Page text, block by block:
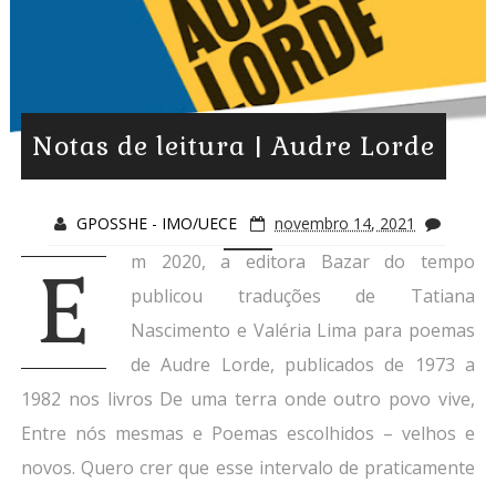
Notas de leitura | Audre Lorde
GPOSSHE - IMO/UECE novembro 14, 2021
E
m 2020, a editora Bazar do tempo
publicou traduções de Tatiana
Nascimento e Valéria Lima para poemas
de Audre Lorde, publicados de 1973 a
1982 nos livros De uma terra onde outro povo vive,
Entre nós mesmas e Poemas escolhidos – velhos e
novos. Quero crer que esse intervalo de praticamente